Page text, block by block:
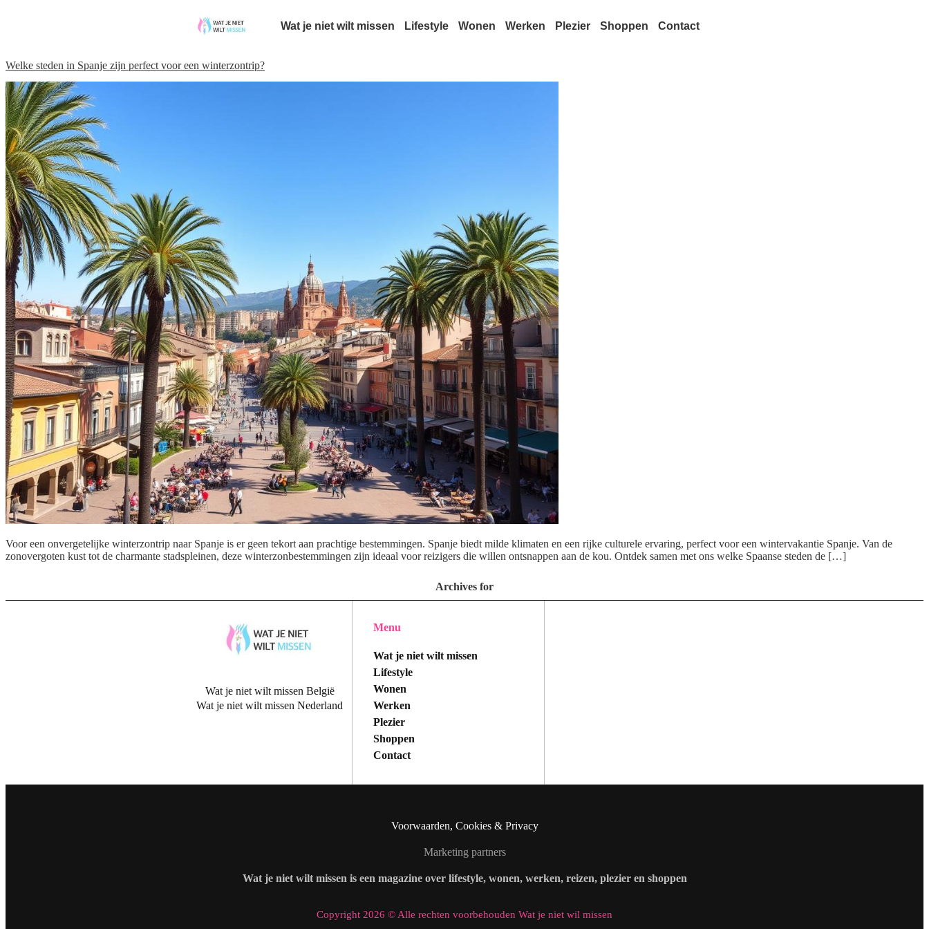
Wat je niet wilt missen Lifestyle Wonen Werken Plezier Shoppen Contact
Welke steden in Spanje zijn perfect voor een winterzontrip?
Voor een onvergetelijke winterzontrip naar Spanje is er geen tekort aan prachtige bestemmingen. Spanje biedt milde klimaten en een rijke culturele ervaring, perfect voor een wintervakantie Spanje. Van de
zonovergoten kust tot de charmante stadspleinen, deze winterzonbestemmingen zijn ideaal voor reizigers die willen ontsnappen aan de kou. Ontdek samen met ons welke Spaanse steden de […]
Archives for
Wat je niet wilt missen België
Wat je niet wilt missen Nederland
Menu
Wat je niet wilt missen
Lifestyle
Wonen
Werken
Plezier
Shoppen
Contact
Voorwaarden, Cookies & Privacy
Marketing partners
Wat je niet wilt missen is een magazine over lifestyle, wonen, werken, reizen, plezier en shoppen
Copyright 2026 © Alle rechten voorbehouden Wat je niet wil missen